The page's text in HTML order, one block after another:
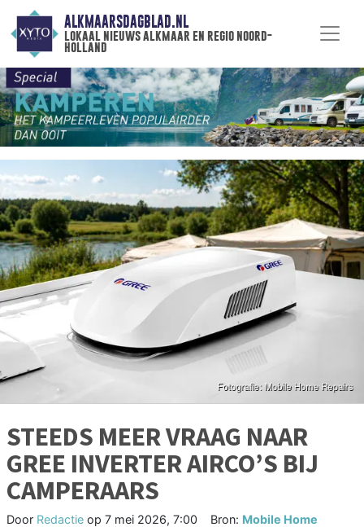
ALKMAARSDAGBLAD.NL
lokaal nieuws alkmaar en regio noord-
holland
STEEDS MEER VRAAG NAAR
GREE INVERTER AIRCO’S BIJ
CAMPERAARS
Door Redactie op 7 mei 2026, 7:00
Bron: Mobile Home